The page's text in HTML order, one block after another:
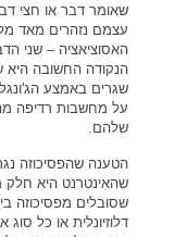
שאומר דבר או חצי
עצמם נזהרים מאד
האסוציאציה – שני
הנקודה החשובה היא
שגרים באמצע
על מחשבות רדיפה
שלהם.
הטענה שהפסיכוזה
שהאינטרנט היא חלק
שסובלים מפסיכוזה
דלוזיונלית או כל